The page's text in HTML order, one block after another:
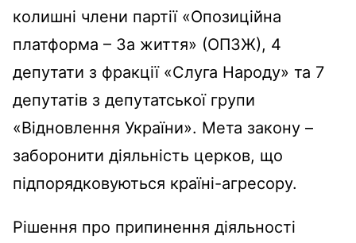
колишні члени партії «Опозиційна
платформа – За життя» (ОПЗЖ), 4
депутати з фракції «Слуга Народу» та 7
депутатів з депутатської групи
«Відновлення України». Мета закону –
заборонити діяльність церков, що
підпорядковуються країні-агресору.
Рішення про припинення діяльності